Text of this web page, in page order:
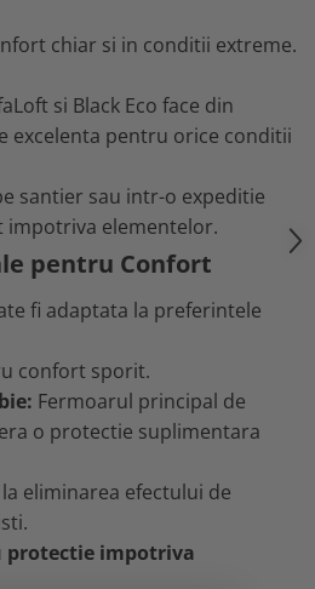
chiar si in conditii extreme.
si Black Eco face din
excelenta pentru orice conditii
santier sau intr-o expeditie
impotriva elementelor.
pentru Confort
fi adaptata la preferintele
confort sporit.
Fermoarul principal de
o protectie suplimentara
eliminarea efectului de
protectie impotriva